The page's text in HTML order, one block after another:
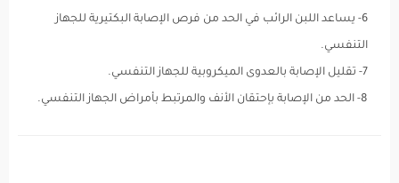
6- يساعد اللبن الرائب في الحد من فرص الإصابة البكتيرية للجهاز
التنفسي.
7- تقليل الإصابة بالعدوى الميكروبية للجهاز التنفسي.
8- الحد من الإصابة بإحتقان الأنف والمرتبط بأمراض الجهاز التنفسي.